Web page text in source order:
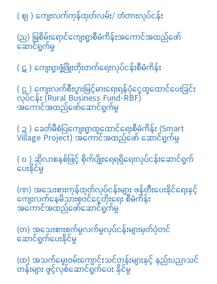
( ဈ ) ကျေးလက်ကုန်ထုတ်လမ်း/ တံတားလုပ်ငန်း
(ည) မြစိမ်းရောင်ကျေးရွာစီမံကိန်းအကောင်အထည်ဖော်
ဆောင်ရွက်မှု
( ဋ ) ကျေးရွာဖွံ့ဖြိုးတိုးတက်ရေးလုပ်ငန်းစီမံကိန်း
( ဌ ) ကျေးလက်စီးပွားမြင့်မားရေးရန်ပုံငွေထူထောင်ပေးခြင်း
လုပ်ငန်း (Rural Business Fund-RBF)
အကောင်အထည်ဖော်ဆောင်ရွက်မှု
( ဍ ) ခေတ်မီစံပြကျေးရွာထူထောင်ရေးစီမံကိန်း (Smart
Village Project) အကောင်အထည်ဖော် ဆောင်ရွက်မှု
( ဎ ) ဆိုလာစနစ်ဖြင့် စိုက်ပျိုးရေရရှိရေးလုပ်ငန်းဆောင်ရွက်
ပေးနိုင်မှု
(ဏ) အသေးစားကုန်ထုတ်လုပ်ငန်းများ ဖန်တီးပေးနိုင်ရေးနှင့်
ကျေးလက်နေမိသားစုဝင်ငွေတိုးရေး စီမံကိန်း
အကောင်အထည်ဖော်ဆောင်ရွက်မှု
(တ) အသေးစားစက်မှုလက်မှုလုပ်ငန်းများမှတ်ပုံတင်
ဆောင်ရွက်ပေးနိုင်မှု
(ထ) အသက်မွေးဝမ်းကျောင်းသင်တန်းများနှင့် နည်းပညာသင်
တန်းများ ဖွင့်လှစ်ဆောင်ရွက်ပေး နိုင်မှု